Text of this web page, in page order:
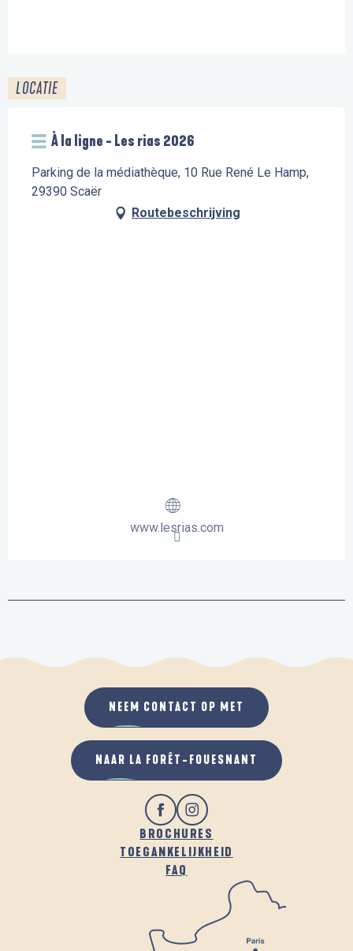
LOCATIE
À la ligne - Les rias 2026
Parking de la médiathèque, 10 Rue René Le Hamp,
29390 Scaër
Routebeschrijving
www.lesrias.com
BROCHURES
TOEGANKELIJKHEID
FAQ
NEEM CONTACT OP MET
NAAR LA FORÊT-FOUESNANT